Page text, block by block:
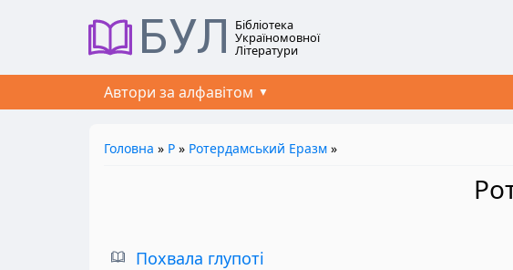
БУЛ Бібліотека
Україномовної
Літератури
Автори за алфавітом
Головна » Р » Ротердамський Еразм »
Похвала глупоті